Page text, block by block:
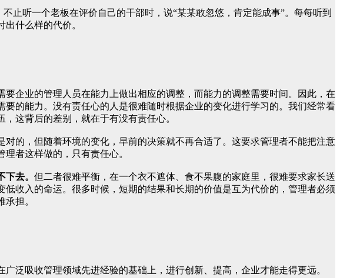
止听一个老板在评价自己的干部时，说“某某敢忽悠，肯定能成事”。每每听到
什么样的代价。
企业的管理人员在能力上做出相应的调整，而能力的调整需要时间。因此，在
的能力。没有责任心的人是很难随时根据企业的变化进行学习的。我们经常看
这背后的差别，就在于有没有责任心。
的，但随着环境的变化，早前的决策就不再合适了。这要求管理者不能把注意
者这样做的，只有责任心。
去。 但二者很难平衡，在一个衣不遮体、食不果腹的家庭里，很难要求家长送
收入的命运。很多时候，短期的结果和长期的价值是互为代价的，管理者必须
担。
泛吸收管理领域先进经验的基础上，进行创新、提高，企业才能走得更远。